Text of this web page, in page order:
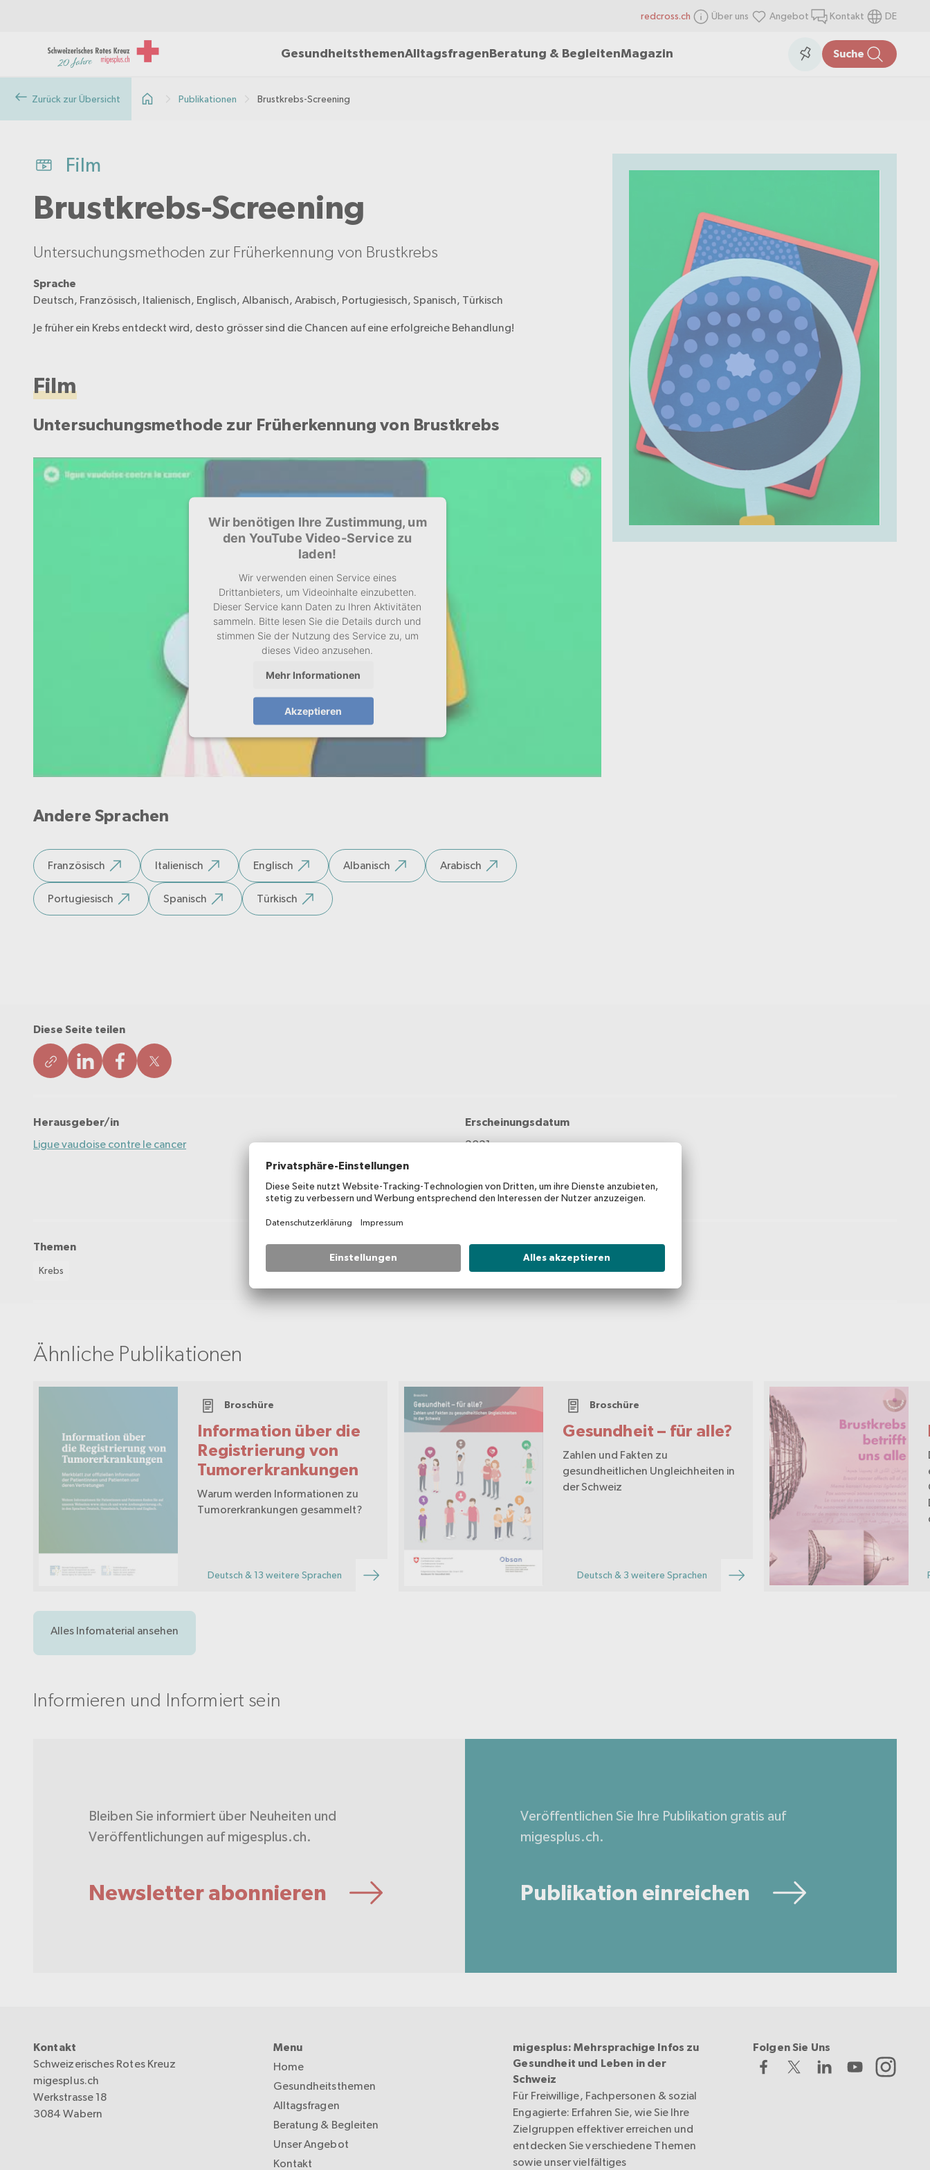
redcross.ch Über uns Angebot Kontakt DE
GesundheitsthemenAlltagsfragen Beratung & BegleitenMagazin Collection
itemsSuche
Zurück zur Übersicht Publikationen Brustkrebs-Screening
Film
Brustkrebs-Screening
Untersuchungsmethoden zur Früherkennung von Brustkrebs
Sprache
Deutsch, Französisch, Italienisch, Englisch, Albanisch, Arabisch, Portugiesisch, Spanisch, Türkisch
Je früher ein Krebs entdeckt wird, desto grösser sind die Chancen auf eine erfolgreiche Behandlung!
Film
Untersuchungsmethode zur Früherkennung von Brustkrebs
Wir benötigen Ihre Zustimmung, um
den YouTube Video-Service zu
laden!
Wir verwenden einen Service eines
Drittanbieters, um Videoinhalte einzubetten.
Dieser Service kann Daten zu Ihren Aktivitäten
sammeln. Bitte lesen Sie die Details durch und
stimmen Sie der Nutzung des Service zu, um
dieses Video anzusehen.
Mehr Informationen
Akzeptieren
Andere Sprachen
Französisch Italienisch Englisch Albanisch Arabisch
Portugiesisch Spanisch Türkisch
Diese Seite teilen
Herausgeber/in
Ligue vaudoise contre le cancer
Erscheinungsdatum
2021
Publikumsinformation
Themen
Krebs
Ähnliche Publikationen
Information über die
Registrierung von
Tumorerkrankungen
Broschüre
Warum werden Informationen zu
Tumorerkrankungen gesammelt?
Deutsch & 13 weitere Sprachen
Gesundheit – für alle?
Broschüre
Zahlen und Fakten zu
gesundheitlichen Ungleichheiten in
der Schweiz
Deutsch & 3 weitere Sprachen
Alles Infomaterial ansehen
Informieren und Informiert sein
Bleiben Sie informiert über Neuheiten und
Veröffentlichungen auf migesplus.ch.
Newsletter abonnieren
Veröffentlichen Sie Ihre Publikation gratis auf
migesplus.ch.
Publikation einreichen
Kontakt
Schweizerisches Rotes Kreuz
migesplus.ch
Werkstrasse 18
3084 Wabern
Menu
Home
Gesundheitsthemen
Alltagsfragen
Beratung & Begleiten
Unser Angebot
Kontakt
migesplus: Mehrsprachige Infos zu
Gesundheit und Leben in der
Schweiz
Für Freiwillige, Fachpersonen & sozial
Engagierte: Erfahren Sie, wie Sie Ihre
Zielgruppen effektiver erreichen und
entdecken Sie verschiedene Themen
sowie unser vielfältiges
Folgen Sie Uns